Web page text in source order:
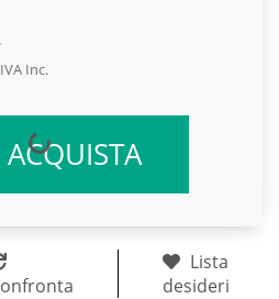
IVA Inc.
ACQUISTA
Lista
desideri